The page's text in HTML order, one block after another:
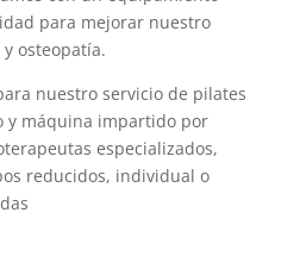
para mejorar nuestro
osteopatía.
nuestro servicio de pilates
y máquina impartido por
especializados,
reducidos, individual o